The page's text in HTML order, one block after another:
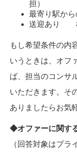
担）
最寄り駅か
送迎あり
もし希望条件の内
いうときは、オフ
ば、担当のコンサ
いただきます。そ
ありましたらお気
◆オファーに関す
（回答対象はプラ